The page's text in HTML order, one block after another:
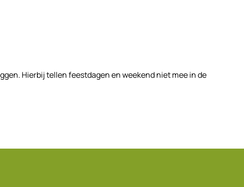
Hierbij tellen feestdagen en weekend niet mee in de